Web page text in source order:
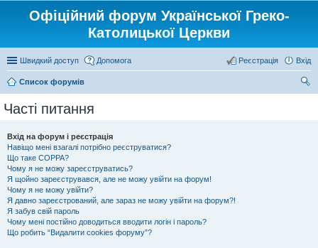
Офіційний форум Української Греко-
Католицької Церкви
Швидкий доступ Допомога Вхід
Реєстрація
Список форумів
Часті питання
Вхід на форум і реєстрація
Навіщо мені взагалі потрібно реєструватися?
Що таке COPPA?
Чому я не можу зареєструватись?
Я щойно зареєструвався, але не можу увійти на форум!
Чому я не можу увійти?
Я давно зареєстрований, але зараз не можу увійти на форум?!
Я забув свій пароль
Чому мені постійно доводиться вводити логін і пароль?
Що робить “Видалити cookies форуму”?